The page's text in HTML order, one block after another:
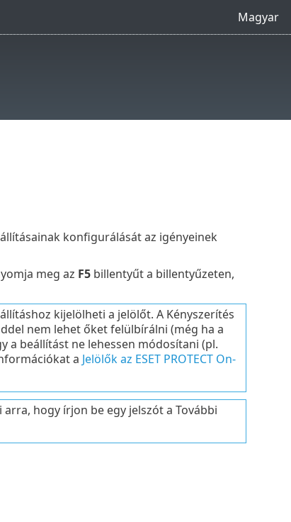
Magyar
konfigurálását az igényeinek
meg az F5billentyűt a billentyűzeten,
kijelölheti a jelölőt. A Kényszerítés
nem lehet őket felülbírálni (még ha a
a beállítást ne lehessen módosítani (pl.
a Jelölők az ESET PROTECT On-
hogy írjon be egy jelszót a További